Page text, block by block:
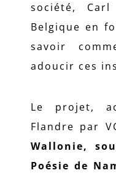
société,
Belgique en
savoir
adoucir ces
Le projet,
Flandre par
Wallonie,
Poésie de